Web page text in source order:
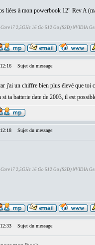
liées à mon powerbook 12" Rev A
i7 2,5GHz 16 Go 512 Go (SSD) NVIDIA
Sujet du message:
j'ai un chiffre bien plus élevé que
ta batterie date de 2003, il est
Sujet du message:
i7 2,5GHz 16 Go 512 Go (SSD) NVIDIA
Sujet du message: